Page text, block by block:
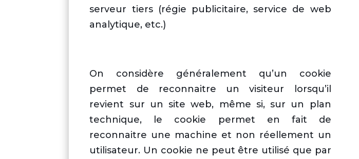
serveur tiers (régie publicitaire, service de web
analytique, etc.)
On considère généralement qu’un cookie
permet de reconnaitre un visiteur lorsqu’il
revient sur un site web, même si, sur un plan
technique, le cookie permet en fait de
reconnaitre une machine et non réellement un
utilisateur. Un cookie ne peut être utilisé que par